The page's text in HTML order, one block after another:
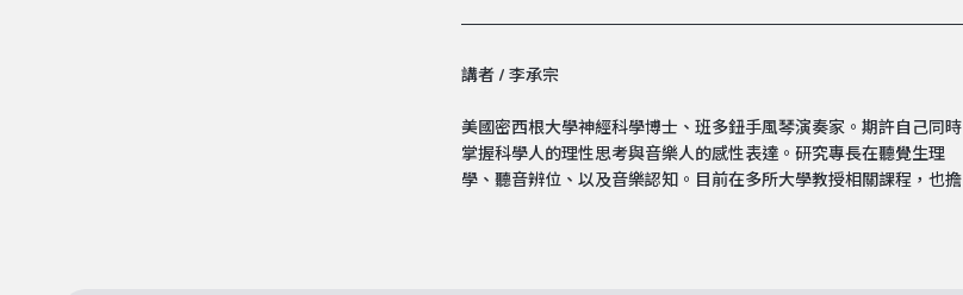
講者 / 李承宗
美國密西根大學神經科學博士、班多鈕手風琴演奏家。期許自己同時
掌握科學人的理性思考與音樂人的感性表達。研究專長在聽覺生理
學、聽音辨位、以及音樂認知。目前在多所大學教授相關課程，也擔
並策劃主持國家兩廳院Podcast 《表演藝術心理話》。目前除了演
奏、作曲、配樂、音樂製作等工作外，也致力於藝術以及科學教育的